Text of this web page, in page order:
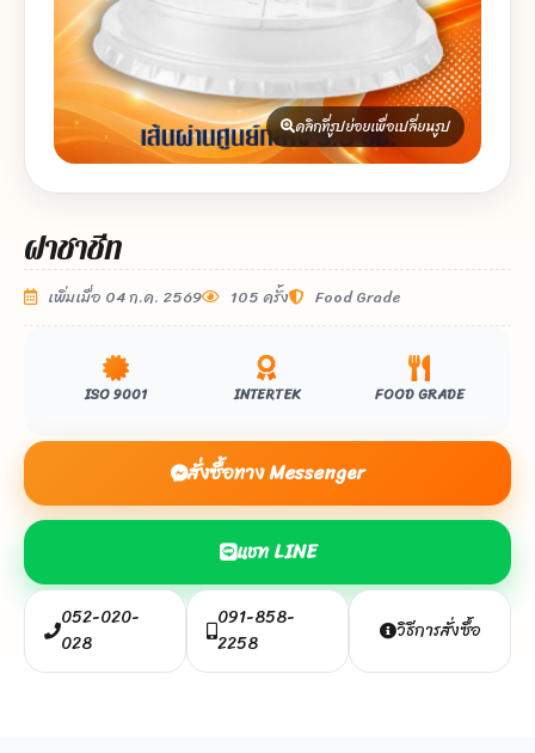
คลิกที่รูปย่อยเพื่อเปลี่ยนรูป
ฝาชาชีท
เพิ่มเมื่อ 04 ก.ค. 2569 105 ครั้ง Food Grade
ISO 9001 INTERTEK FOOD GRADE
สั่งซื้อทาง Messenger
แชท LINE
052-020-
028
091-858-
2258
วิธีการสั่งซื้อ